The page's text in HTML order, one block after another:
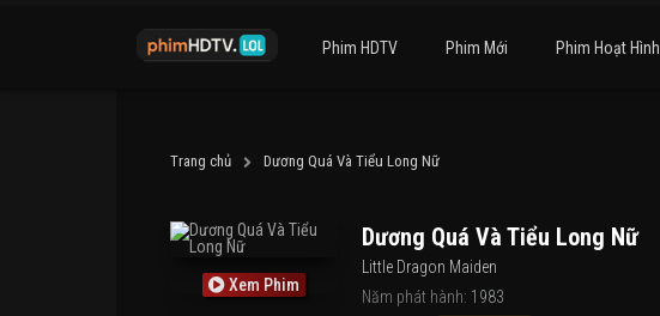
Phim HDTV Phim Mới Phim Hoạt Hình
Trang chủ Dương Quá Và Tiểu Long Nữ
Xem Phim
Dương Quá Và Tiểu Long Nữ
Little Dragon Maiden
Năm phát hành: 1983